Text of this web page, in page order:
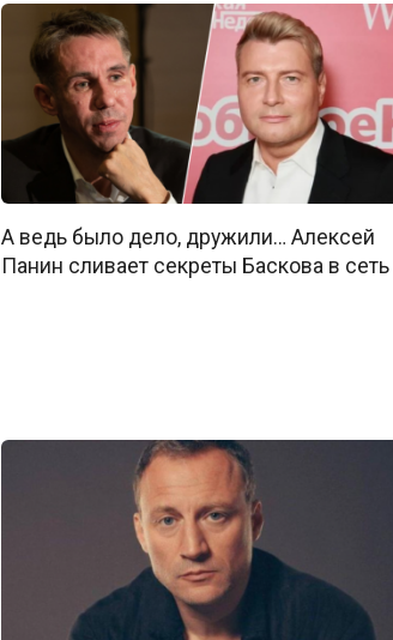
А ведь было дело, дружили… Алексей
Панин сливает секреты Баскова в сеть